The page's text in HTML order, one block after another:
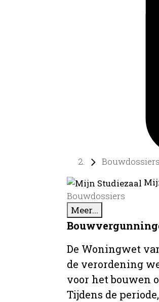
Bouwdossiers
Bouwdossiers
Meer...
De Woningwet
de verordening
voor het bouwen
Tijdens de